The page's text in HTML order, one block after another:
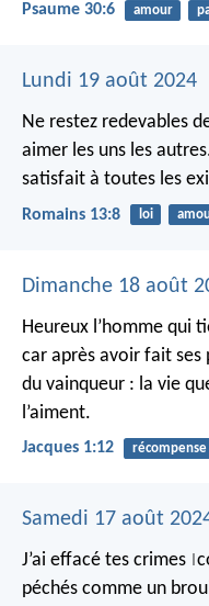
Psaume 30:6 amour
Lundi 19 août 2024
Ne restez redevables
aimer les uns les
satisfait à toutes les
Romains 13:8 loi
Dimanche 18 août
Heureux l’homme qui
car après avoir fait ses
du vainqueur : la vie
l’aiment.
Jacques 1:12 récompense
Samedi 17 août
J’ai effacé tes crimes
péchés comme un